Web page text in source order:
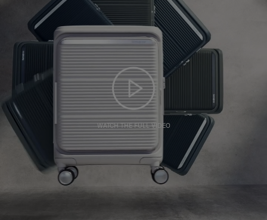
WATCH THE FULL VIDEO